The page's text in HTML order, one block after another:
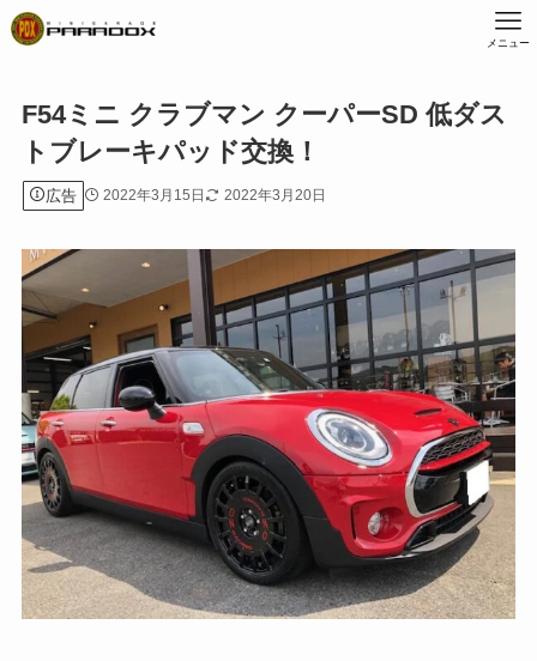
メニュー
F54ミニ クラブマン クーパーSD 低ダス
トブレーキパッド交換！
広告 2022年3月15日 2022年3月20日